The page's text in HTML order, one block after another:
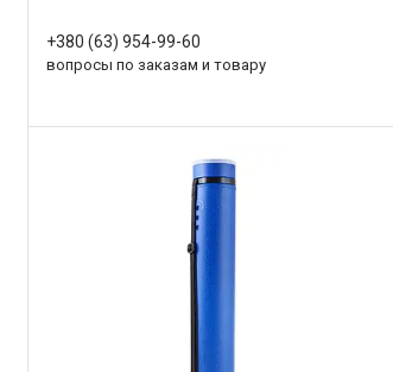
+380 (63) 954-99-60
вопросы по заказам и товару